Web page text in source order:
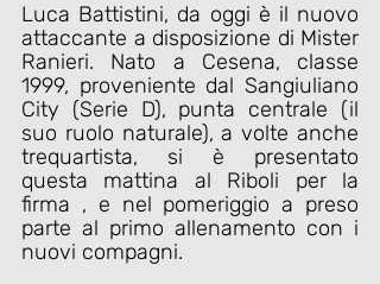
Luca Battistini, da oggi è il nuovo
attaccante a disposizione di Mister
Ranieri. Nato a Cesena, classe
1999, proveniente dal Sangiuliano
City (Serie D), punta centrale (il
suo ruolo naturale), a volte anche
trequartista, si è presentato
questa mattina al Riboli per la
firma , e nel pomeriggio a preso
parte al primo allenamento con i
nuovi compagni.